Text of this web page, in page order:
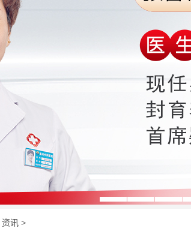
资讯 >